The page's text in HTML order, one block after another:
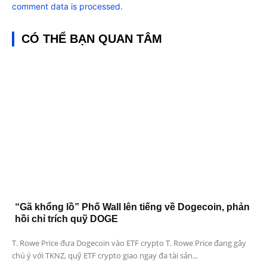
comment data is processed.
CÓ THỂ BẠN QUAN TÂM
“Gã khổng lồ” Phố Wall lên tiếng về Dogecoin, phản
hồi chỉ trích quỹ DOGE
T. Rowe Price đưa Dogecoin vào ETF crypto T. Rowe Price đang gây
chú ý với TKNZ, quỹ ETF crypto giao ngay đa tài sản...